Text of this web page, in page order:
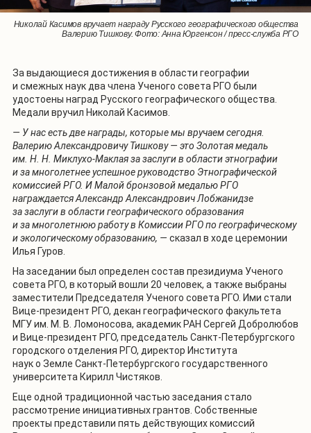
Николай Касимов вручает награду Русского географического общества
Валерию Тишкову. Фото: Анна Юргенсон / пресс-служба РГО
Николай Касимов вручает награду Русского географического общества
Валерию Тишкову. Фото: Анна Юргенсон / пресс-служба РГО
За выдающиеся достижения в области географии
и смежных наук два члена Ученого совета РГО были
удостоены наград Русского географического общества.
Медали вручил Николай Касимов.
— У нас есть две награды, которые мы вручаем сегодня.
Валерию Александровичу Тишкову — это Золотая медаль
им. Н. Н. Миклухо-Маклая за заслуги в области этнографии
и за многолетнее успешное руководство Этнографической
комиссией РГО. И Малой бронзовой медалью РГО
награждается Александр Александрович Лобжанидзе
за заслуги в области географического образования
и за многолетнюю работу в Комиссии РГО по географическому
и экологическому образованию, — сказал в ходе церемонии
Илья Гуров.
На заседании был определен состав президиума Ученого
совета РГО, в который вошли 20 человек, а также выбраны
заместители Председателя Ученого совета РГО. Ими стали
Вице-президент РГО, декан географического факультета
МГУ им. М. В. Ломоносова, академик РАН Сергей Добролюбов
и Вице-президент РГО, председатель Санкт-Петербургского
городского отделения РГО, директор Института
наук о Земле Санкт-Петербургского государственного
университета Кирилл Чистяков.
Еще одной традиционной частью заседания стало
рассмотрение инициативных грантов. Собственные
проекты представили пять действующих комиссий